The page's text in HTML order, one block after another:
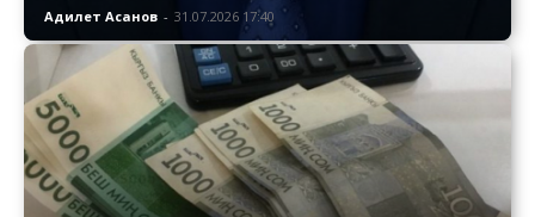
Адилет Асанов - 31.07.2026 17:40